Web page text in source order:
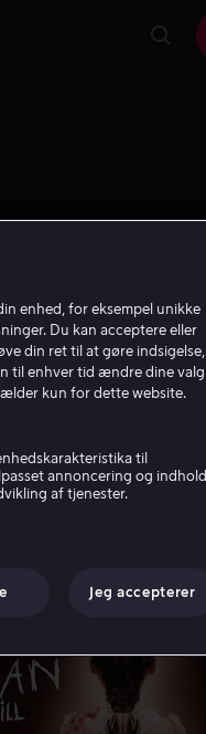
enhed, for eksempel unikke
Du kan acceptere eller
din ret til at gøre indsigelse,
til enhver tid ændre dine valg
kun for dette website.
til
annoncering og indhold,
af tjenester.
Jeg accepterer